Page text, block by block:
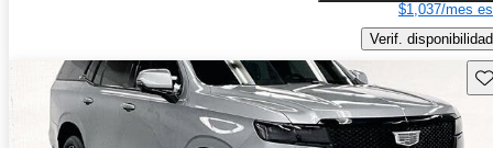
$1,037/mes
Verif. disponibilidad